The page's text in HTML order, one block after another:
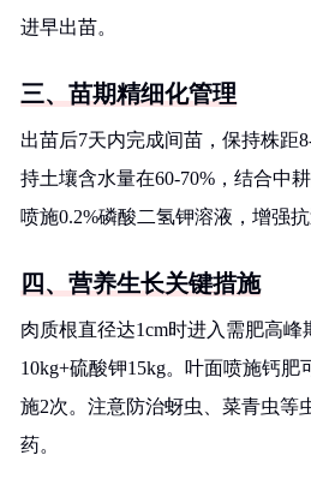
进早出苗。
三、苗期精细化管理
出苗后7天内完成间苗，保持株距
持土壤含水量在60-70%，结合中
喷施0.2%磷酸二氢钾溶液，增强抗
四、营养生长关键措施
肉质根直径达1cm时进入需肥高
10kg+硫酸钾15kg。叶面喷施钙肥
施2次。注意防治蚜虫、菜青虫等
药。